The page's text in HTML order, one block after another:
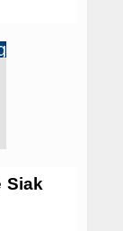
Siak